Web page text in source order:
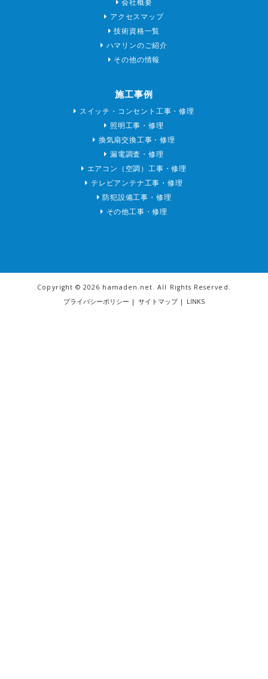
アクセスマップ
技術資格一覧
ハマリンのご紹介
その他の情報
施工事例
スイッチ・コンセント工事・修理
照明工事・修理
換気扇交換工事・修理
漏電調査・修理
エアコン（空調）工事・修理
テレビアンテナ工事・修理
防犯設備工事・修理
その他工事・修理
Copyright ©2026 hamaden.net. All Rights Reserved.
プライバシーポリシー | サイトマップ| LINKS